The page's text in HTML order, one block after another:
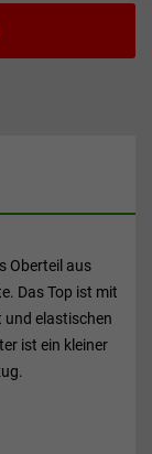
Oberteil aus
Das Top ist mit
und elastischen
ist ein kleiner